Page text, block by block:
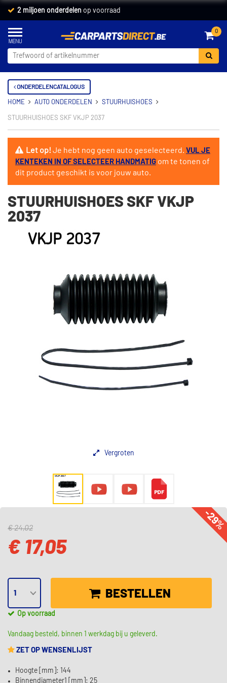
2 miljoen onderdelen op voorraad
0
ONDERDELENCATALOGUS
HOME AUTO ONDERDELEN STUURHUISHOES
STUURHUISHOES SKF VKJP 2037
Let op!Je hebt nog geen auto geselecteerd. VUL JE
KENTEKEN IN OF SELECTEER HANDMATIG om te tonen of
dit product geschikt is voor jouw auto.
STUURHUISHOES SKF VKJP
2037
Vergroten
-
€ 24,02
€ 17,05
BESTELLEN
Op voorraad
Vandaag besteld, binnen 1 werkdag bij u geleverd.
ZET OP WENSENLIJST
Hoogte [mm]: 144
Binnendiameter1 [mm]: 25